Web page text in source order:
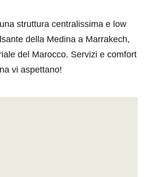
struttura centralissima e low
della Medina a Marrakech,
del Marocco. Servizi e comfort
vi aspettano!